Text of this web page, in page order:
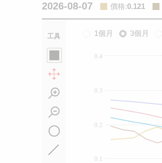
2026-08-07 價格:0.121
工具 1個月 3個月
0.1
0.2
0.3
0.4